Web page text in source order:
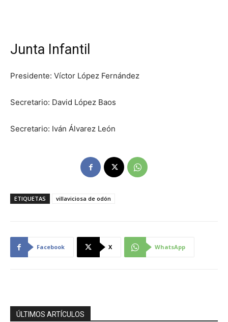
Junta Infantil
Presidente: Víctor López Fernández
Secretario: David López Baos
Secretario: Iván Álvarez León
ETIQUETAS villaviciosa de odón
Facebook X WhatsApp
ÚLTIMOS ARTÍCULOS